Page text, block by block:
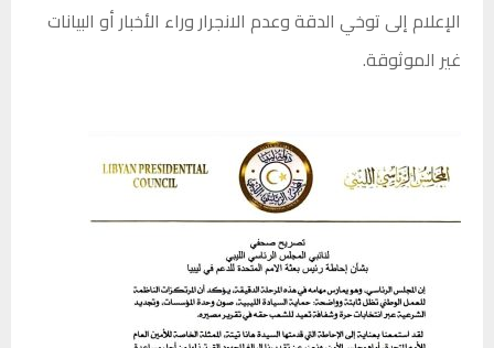
الإعلام إلى توخي الدقة وعدم الانجرار وراء الأخبار أو البيانات
غير الموثوقة.